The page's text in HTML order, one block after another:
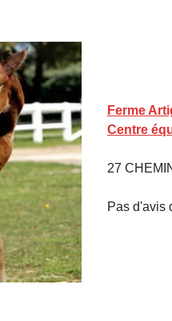
Ferme
Centre
27
Pas d'avis